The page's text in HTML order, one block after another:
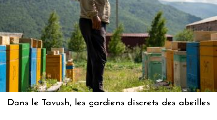
Dans le Tavush, les gardiens discrets des abeilles